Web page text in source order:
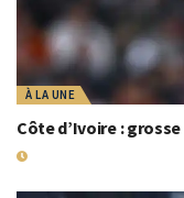
À LA UNE
Côte d’Ivoire :